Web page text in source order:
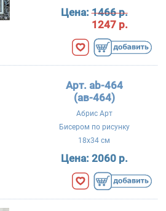
Цена:1466 р.
1247 р.
Арт. ab-464
(ав-464)
Абрис Арт
Бисером по рисунку
18x34 см
Цена: 2060 р.